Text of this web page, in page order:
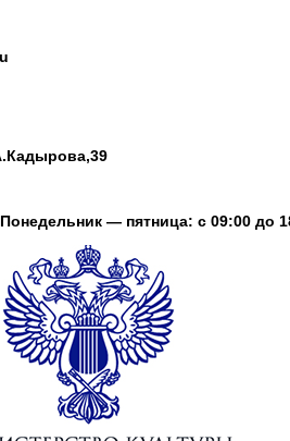
— пятница: с 09:00 до